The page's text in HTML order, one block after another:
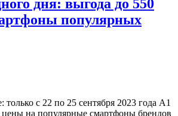
дня: выгода до 550
популярных
с 22 по 25 сентября 2023 года А1
на популярные смартфоны брендов